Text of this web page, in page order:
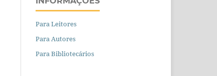
Para Leitores
Para Autores
Para Bibliotecários